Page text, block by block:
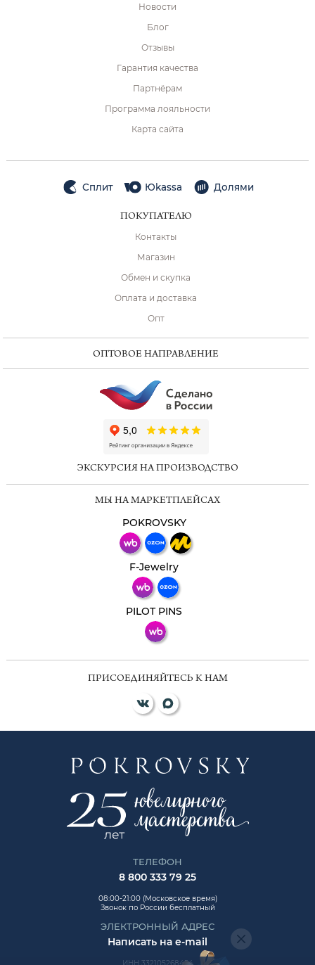
Новости
Блог
Отзывы
Гарантия качества
Партнёрам
Программа лояльности
Карта сайта
Сплит Юkassa Долями
ПОКУПАТЕЛЮ
Контакты
Магазин
Обмен и скупка
Оплата и доставка
Опт
ОПТОВОЕ НАПРАВЛЕНИЕ
ЭКСКУРСИЯ НА ПРОИЗВОДСТВО
МЫ НА МАРКЕТПЛЕЙСАХ
POKROVSKY
F-Jewelry
PILOT PINS
ПРИСОЕДИНЯЙТЕСЬ К НАМ
ТЕЛЕФОН
8 800 333 79 25
08:00-21:00 (Московское время)
Звонок по России бесплатный
ЭЛЕКТРОННЫЙ АДРЕС
Написать на e-mail
ИНН 332105268454